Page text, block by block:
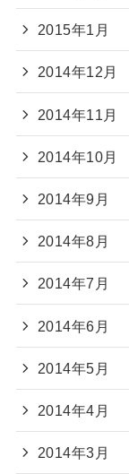
2015年1月
2014年12月
2014年11月
2014年10月
2014年9月
2014年8月
2014年7月
2014年6月
2014年5月
2014年4月
2014年3月